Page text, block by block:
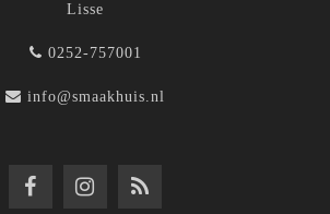
Lisse
0252-757001
info@smaakhuis.nl